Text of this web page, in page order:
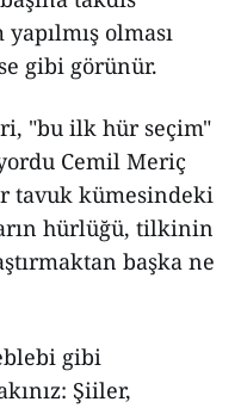
olması
gibi görünür.
"bu ilk hür seçim"
Cemil Meriç
tavuk kümesindeki
hürlüğü, tilkinin
başka ne
gibi
Şiiler,